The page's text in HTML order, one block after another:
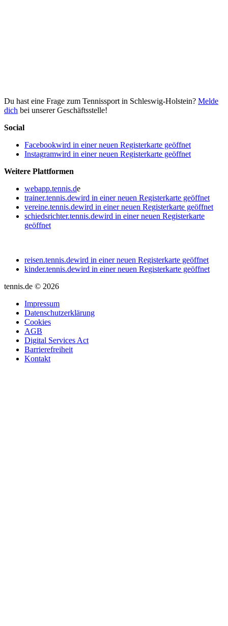
Du hast eine Frage zum Tennissport in Schleswig-Holstein? Melde
dich bei unserer Geschäftsstelle!
Social
Facebookwird in einer neuen Registerkarte geöffnet
Instagramwird in einer neuen Registerkarte geöffnet
Weitere Plattformen
webapp.tennis.de
trainer.tennis.dewird in einer neuen Registerkarte geöffnet
vereine.tennis.dewird in einer neuen Registerkarte geöffnet
schiedsrichter.tennis.dewird in einer neuen Registerkarte
geöffnet
reisen.tennis.dewird in einer neuen Registerkarte geöffnet
kinder.tennis.dewird in einer neuen Registerkarte geöffnet
tennis.de © 2026
Impressum
Datenschutzerklärung
Cookies
AGB
Digital Services Act
Barrierefreiheit
Kontakt